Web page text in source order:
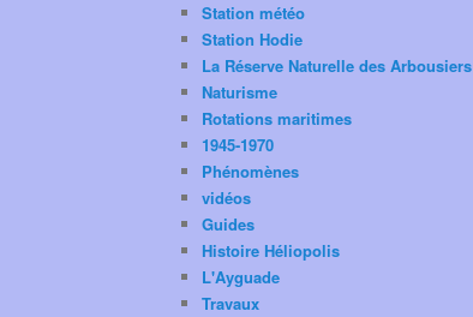
Station météo
Station Hodie
La Réserve Naturelle des Arbousiers
Naturisme
Rotations maritimes
1945-1970
Phénomènes
vidéos
Guides
Histoire Héliopolis
L'Ayguade
Travaux